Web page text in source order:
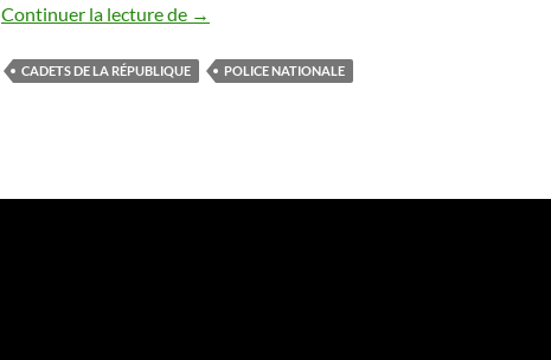
Continuer la lecture de Tout savoir sur les cadets de la République
→
CADETS DE LA RÉPUBLIQUE POLICE NATIONALE